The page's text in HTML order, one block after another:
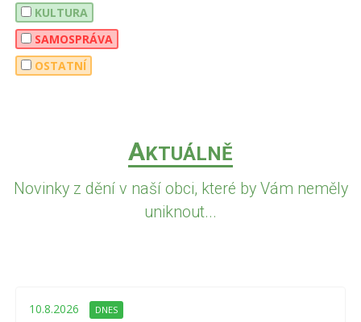
KULTURA
SAMOSPRÁVA
OSTATNÍ
AKTUÁLNĚ
Novinky z dění v naší obci, které by Vám neměly
uniknout...
10.8.2026 DNES